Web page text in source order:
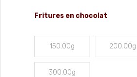
Fritures en chocolat
150.00g 200.00g
300.00g